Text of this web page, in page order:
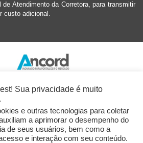
Atendimento da Corretora, para transmitir
custo adicional.
Sua privacidade é muito
e outras tecnologias para coletar
a aprimorar o desempenho do
de seus usuários, bem como a
e interação com seu conteúdo.